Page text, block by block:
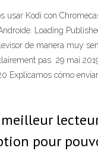
usar Kodi con
Loading
de manera muy
pas 29 mai
Explicamos cómo
pour